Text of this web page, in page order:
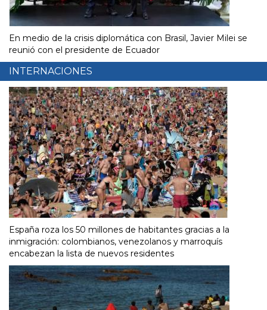
En medio de la crisis diplomática con Brasil, Javier Milei se
reunió con el presidente de Ecuador
INTERNACIONES
España roza los 50 millones de habitantes gracias a la
inmigración: colombianos, venezolanos y marroquís
encabezan la lista de nuevos residentes